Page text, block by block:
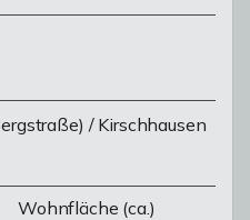
/ Kirschhausen
Wohnfläche (ca.)